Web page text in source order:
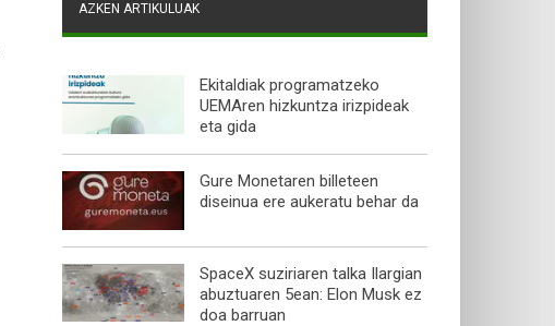
AZKEN ARTIKULUAK
Ekitaldiak programatzeko
UEMAren hizkuntza irizpideak
eta gida
Gure Monetaren billeteen
diseinua ere aukeratu behar da
SpaceX suziriaren talka Ilargian
abuztuaren 5ean: Elon Musk ez
doa barruan